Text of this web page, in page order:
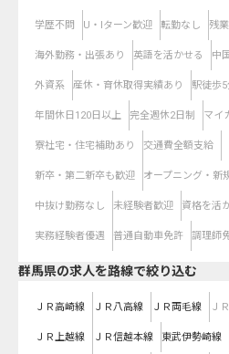
学歴不問 U・Iターン歓迎 転勤なし 残
海外勤務・出張あり 英語を活かせる 中
外資系 産休・育休取得実績あり 駅徒歩5
年間休日120日以上 完全週休2日制 マイ
寮社宅・住宅補助あり 交通費全額支給
新卒・第二新卒も歓迎 オープニング・新
中抜け勤務なし 未経験者歓迎 資格を活
実務経験者優遇 普通自動車免許 調理師
群馬県の求人を路線で絞り込む
ＪＲ高崎線 ＪＲ八高線 ＪＲ両毛線 Ｊ
ＪＲ上越線 ＪＲ信越本線 東武伊勢崎線